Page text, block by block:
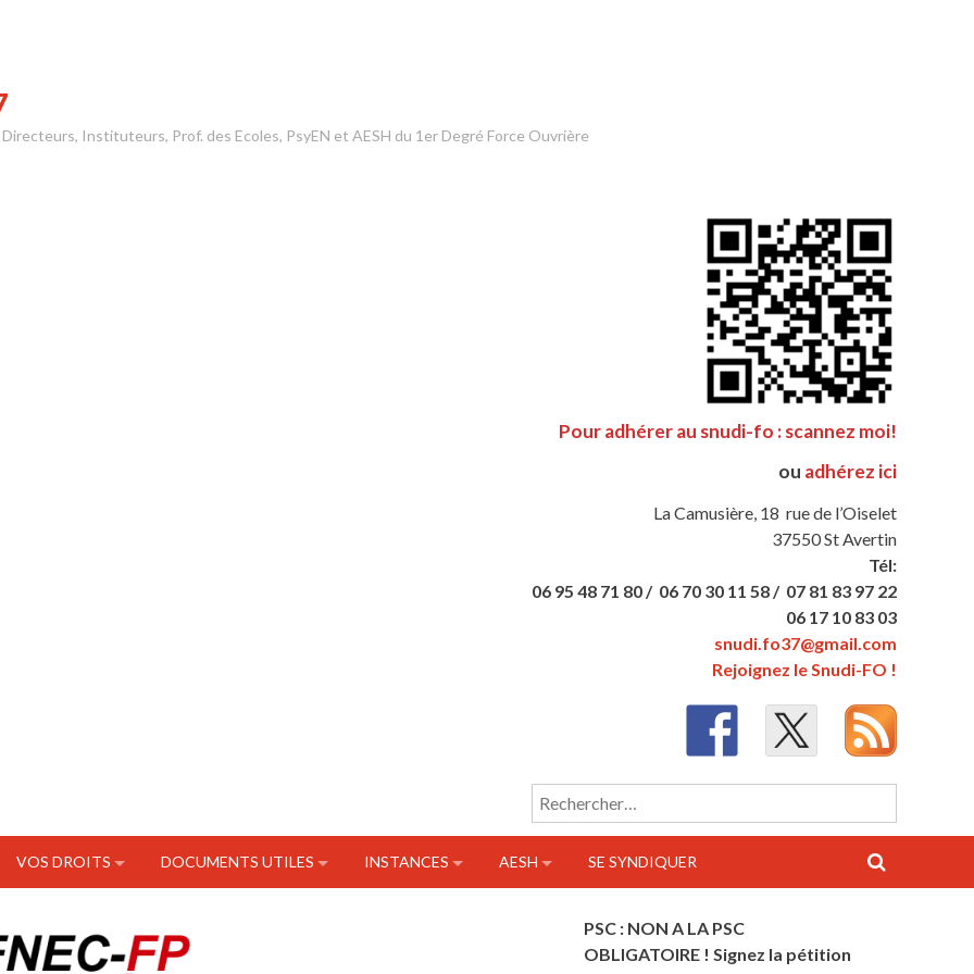
Instituteurs, Prof. des Ecoles, PsyEN et AESH du 1er Degré Force Ouvrière
Pour adhérer au snudi-fo : scannez moi!
ou adhérez ici
La Camusière, 18 rue de l’Oiselet
37550 St Avertin
Tél:
06 95 48 71 80 / 06 70 30 11 58 / 07 81 83 97 22
06 17 10 83 03
snudi.fo37@gmail.com
Rejoignez le Snudi-FO !
Rechercher :
VOS DROITS DOCUMENTS UTILES INSTANCES AESH SE SYNDIQUER
PSC : NON A LA PSC
OBLIGATOIRE ! Signez la pétition